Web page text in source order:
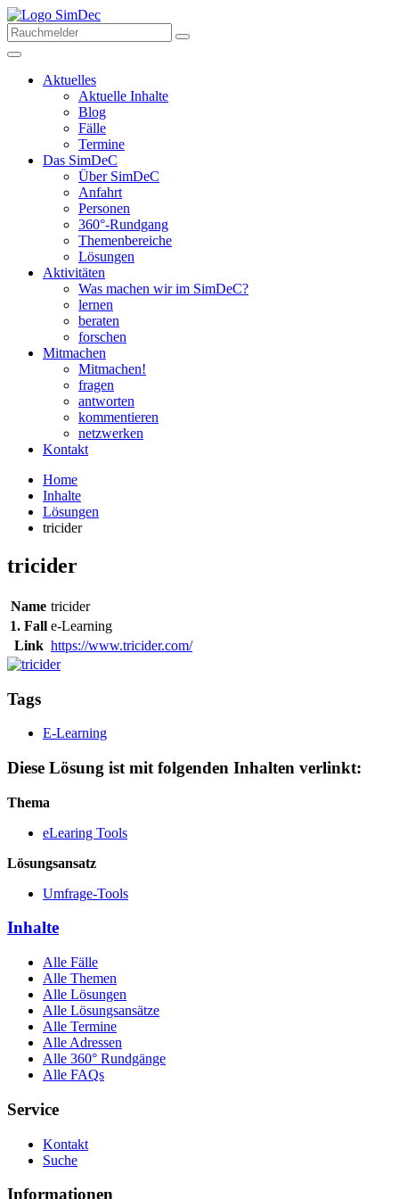
Aktuelles
Aktuelle Inhalte
Blog
Fälle
Termine
Das SimDeC
Über SimDeC
Anfahrt
Personen
360°-Rundgang
Themenbereiche
Lösungen
Aktivitäten
Was machen wir im SimDeC?
lernen
beraten
forschen
Mitmachen
Mitmachen!
fragen
antworten
kommentieren
netzwerken
Kontakt
Home
Inhalte
Lösungen
tricider
tricider
Name tricider
1. Fall e-Learning
Link https://www.tricider.com/
Tags
E-Learning
Diese Lösung ist mit folgenden Inhalten verlinkt:
Thema
eLearing Tools
Lösungsansatz
Umfrage-Tools
Inhalte
Alle Fälle
Alle Themen
Alle Lösungen
Alle Lösungsansätze
Alle Termine
Alle Adressen
Alle 360° Rundgänge
Alle FAQs
Service
Kontakt
Suche
Informationen